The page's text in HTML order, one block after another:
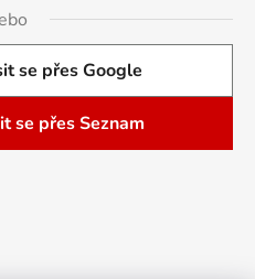
se přes Google
se přes Seznam